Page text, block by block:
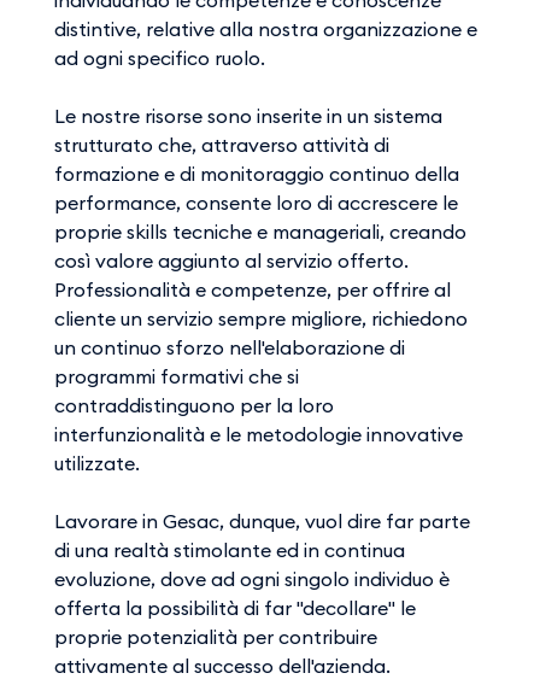
distintive, relative alla nostra organizzazione e
ad ogni specifico ruolo.
Le nostre risorse sono inserite in un sistema
strutturato che, attraverso attività di
formazione e di monitoraggio continuo della
performance, consente loro di accrescere le
proprie skills tecniche e manageriali, creando
così valore aggiunto al servizio offerto.
Professionalità e competenze, per offrire al
cliente un servizio sempre migliore, richiedono
un continuo sforzo nell'elaborazione di
programmi formativi che si
contraddistinguono per la loro
interfunzionalità e le metodologie innovative
utilizzate.
Lavorare in Gesac, dunque, vuol dire far parte
di una realtà stimolante ed in continua
evoluzione, dove ad ogni singolo individuo è
offerta la possibilità di far "decollare" le
proprie potenzialità per contribuire
attivamente al successo dell'azienda.